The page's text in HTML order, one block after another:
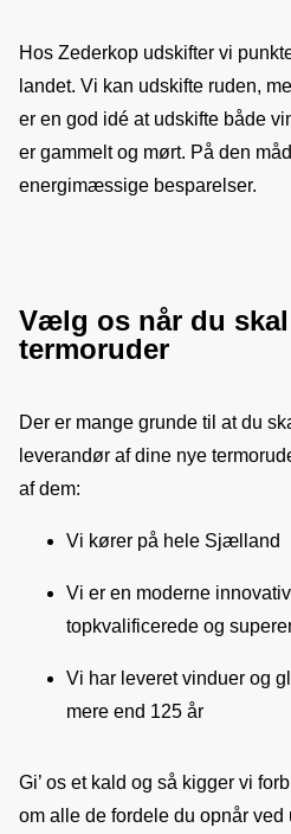
Hos Zederkop udskifter vi
landet. Vi kan udskifte ruden,
er en god idé at udskifte både
er gammelt og mørt. På den
energimæssige besparelser.
Vælg os når du
termoruder
Der er mange grunde til at du
leverandør af dine nye
af dem:
Vi kører på hele Sjælland
Vi er en moderne
topkvalificerede og
Vi har leveret vinduer og
mere end 125 år
Gi’ os et kald og så kigger vi
om alle de fordele du opnår